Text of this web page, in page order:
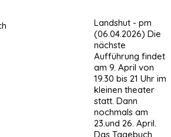
Landshut - pm
(06.04.2026) Die
nächste
Aufführung findet
am 9. April von
19.30 bis 21 Uhr im
kleinen theater
statt. Dann
nochmals am
23.und 26. April.
Das Tagebuch